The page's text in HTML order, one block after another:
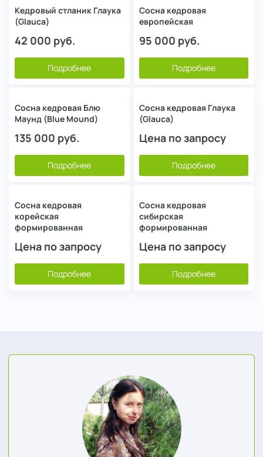
Кедровый стланик Глаука
(Glauca)
42 000 руб.
Подробнее
Сосна кедровая
европейская
95 000 руб.
Подробнее
Сосна кедровая Блю
Маунд (Blue Mound)
135 000 руб.
Подробнее
Сосна кедровая Глаука
(Glauca)
Цена по запросу
Подробнее
Сосна кедровая
корейская
формированная
Цена по запросу
Подробнее
Сосна кедровая
сибирская
формированная
Цена по запросу
Подробнее